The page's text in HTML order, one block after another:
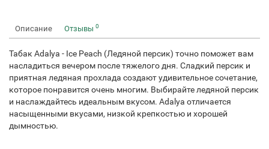
Описание Отзывы 0
Табак Adalya - Ice Peach (Ледяной персик) точно поможет вам
насладиться вечером после тяжелого дня. Сладкий персик и
приятная ледяная прохлада создают удивительное сочетание,
которое понравится очень многим. Выбирайте ледяной персик
и наслаждайтесь идеальным вкусом. Adalya отличается
насыщенными вкусами, низкой крепкостью и хорошей
дымностью.